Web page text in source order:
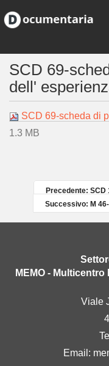
SCD 69-
dell'
SCD 69-scheda di
1.3 MB
Precedente:
Successivo: M
MEMO -
Viale
Email: